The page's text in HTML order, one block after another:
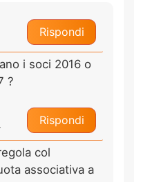
Rispondi
i soci 2016 o
?
Rispondi
col
associativa a